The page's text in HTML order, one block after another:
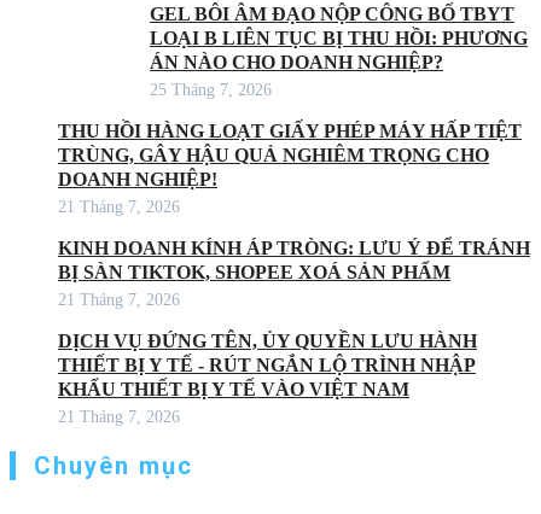
GEL BÔI ÂM ĐẠO NỘP CÔNG BỐ TBYT
LOẠI B LIÊN TỤC BỊ THU HỒI: PHƯƠNG
ÁN NÀO CHO DOANH NGHIỆP?
25 Tháng 7, 2026
THU HỒI HÀNG LOẠT GIẤY PHÉP MÁY HẤP TIỆT
TRÙNG, GÂY HẬU QUẢ NGHIÊM TRỌNG CHO
DOANH NGHIỆP!
21 Tháng 7, 2026
KINH DOANH KÍNH ÁP TRÒNG: LƯU Ý ĐỂ TRÁNH
BỊ SÀN TIKTOK, SHOPEE XOÁ SẢN PHẨM
21 Tháng 7, 2026
DỊCH VỤ ĐỨNG TÊN, ỦY QUYỀN LƯU HÀNH
THIẾT BỊ Y TẾ - RÚT NGẮN LỘ TRÌNH NHẬP
KHẨU THIẾT BỊ Y TẾ VÀO VIỆT NAM
21 Tháng 7, 2026
Chuyên mục